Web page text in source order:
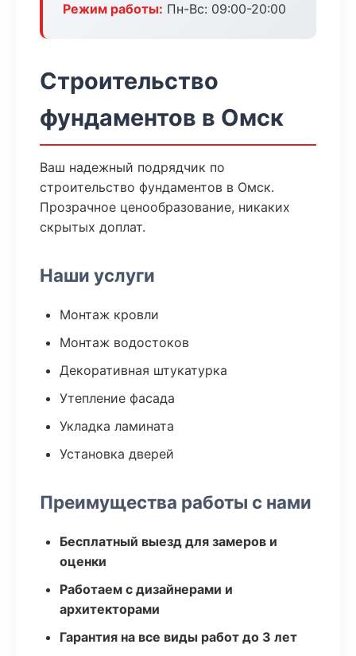
Режим работы: Пн-Вс: 09:00-20:00
Строительство
фундаментов в Омск
Ваш надежный подрядчик по
строительство фундаментов в Омск.
Прозрачное ценообразование, никаких
скрытых доплат.
Наши услуги
Монтаж кровли
Монтаж водостоков
Декоративная штукатурка
Утепление фасада
Укладка ламината
Установка дверей
Преимущества работы с нами
Бесплатный выезд для замеров и
оценки
Работаем с дизайнерами и
архитекторами
Гарантия на все виды работ до 3 лет